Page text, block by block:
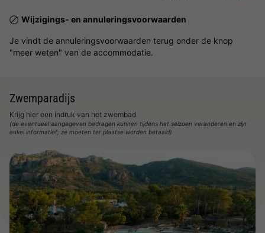
Wijzigings- en annuleringsvoorwaarden
Je vindt de annuleringsvoorwaarden terug onder de knop
"meer weten" van de accommodatie.
Zwemparadijs
Krijg hier een indruk van het zwembad
(de eventueel aangegeven bedragen kunnen tijdens het seizoen veranderen en zijn
enkel informatief; ze moeten ter plaatse worden betaald)